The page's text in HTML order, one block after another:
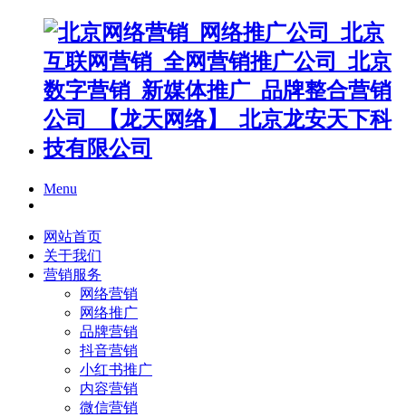
Menu
网站首页
关于我们
营销服务
网络营销
网络推广
品牌营销
抖音营销
小红书推广
内容营销
微信营销